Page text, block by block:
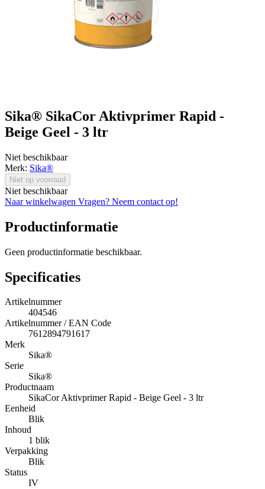
Sika® SikaCor Aktivprimer Rapid -
Beige Geel - 3 ltr
Niet beschikbaar
Merk: Sika®
Niet op voorraad
Niet beschikbaar
Naar winkelwagen Vragen? Neem contact op!
Productinformatie
Geen productinformatie beschikbaar.
Specificaties
Artikelnummer
404546
Artikelnummer / EAN Code
7612894791617
Merk
Sika®
Serie
Sika®
Productnaam
SikaCor Aktivprimer Rapid - Beige Geel - 3 ltr
Eenheid
Blik
Inhoud
1 blik
Verpakking
Blik
Status
IV